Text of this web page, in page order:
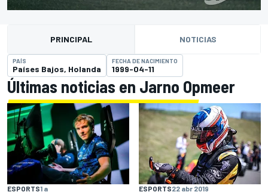
PRINCIPAL NOTICIAS
PAÍS
Países Bajos, Holanda
FECHA DE NACIMIENTO
1999-04-11
Últimas noticias en Jarno Opmeer
ESPORTS1 a ESPORTS22 abr 2019